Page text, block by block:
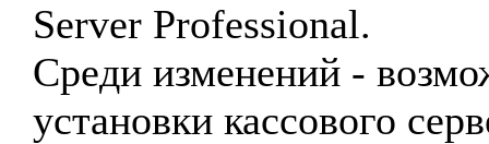
Server Professional.
Среди изменений -
установки кассового